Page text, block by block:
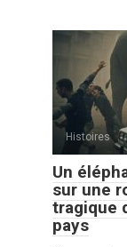
Histoires
Un
sur une
tragique
pays